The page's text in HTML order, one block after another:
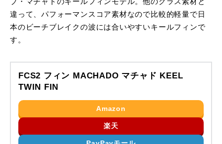
違って、パフォーマンスコア素材なので比較的軽量で日
本のビーチブレイクの波には合いやすいキールフィンで
す。
FCS2 フィン MACHADO マチャド KEEL
TWIN FIN
Amazon
楽天